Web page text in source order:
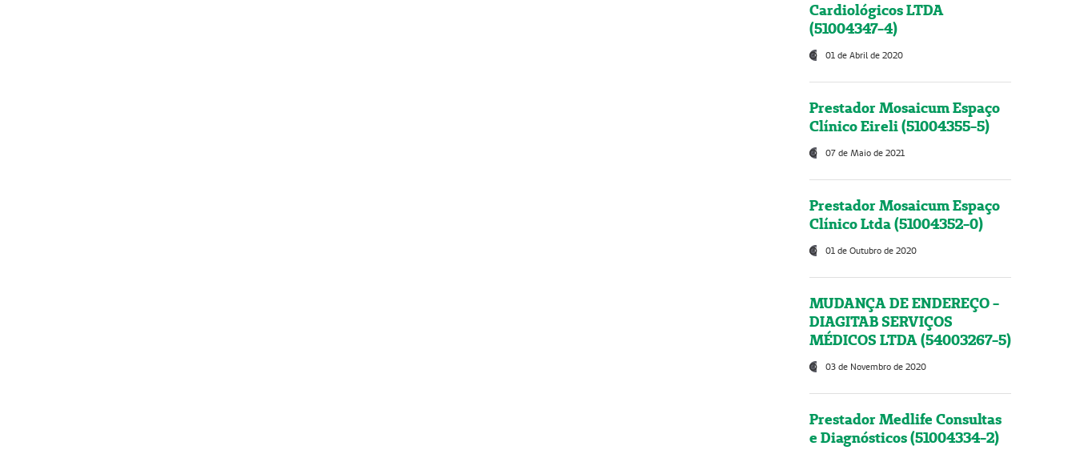
Cardiológicos LTDA
(51004347-4)
01 de Abril de 2020
Prestador Mosaicum Espaço
Clínico Eireli (51004355-5)
07 de Maio de 2021
Prestador Mosaicum Espaço
Clínico Ltda (51004352-0)
01 de Outubro de 2020
MUDANÇA DE ENDEREÇO -
DIAGITAB SERVIÇOS
MÉDICOS LTDA (54003267-5)
03 de Novembro de 2020
Prestador Medlife Consultas
e Diagnósticos (51004334-2)